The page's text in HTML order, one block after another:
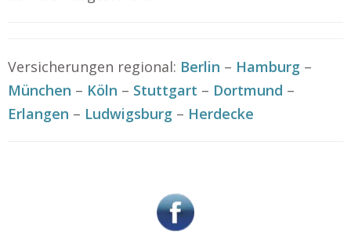
Versicherungen regional: Berlin – Hamburg –
München – Köln – Stuttgart – Dortmund –
Erlangen – Ludwigsburg – Herdecke